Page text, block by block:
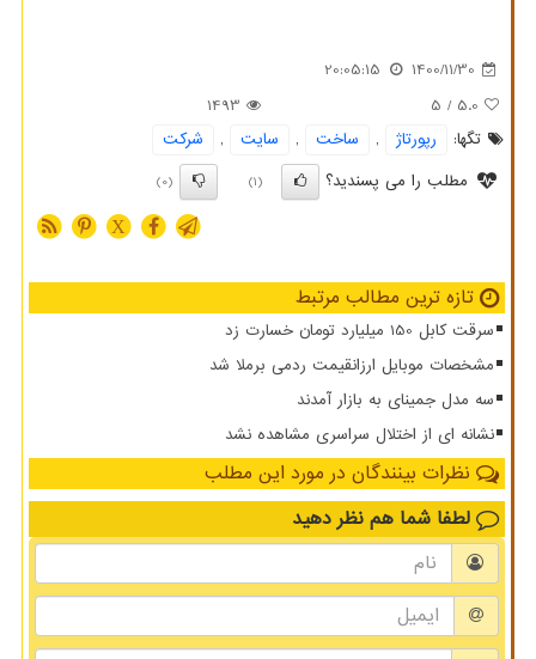
1400/11/30
20:05:15
5.0
/ 5
1493
تگها:
رپورتاژ , ساخت , سایت ,
شركت
مطلب را می پسندید؟
(1)
(0)
X
تازه ترین مطالب مرتبط
سرقت کابل 150 میلیارد تومان خسارت زد
مشخصات موبایل ارزانقیمت ردمی برملا شد
سه مدل جمینای به بازار آمدند
نشانه ای از اختلال سراسری مشاهده نشد
نظرات بینندگان در مورد این مطلب
لطفا شما هم نظر دهید